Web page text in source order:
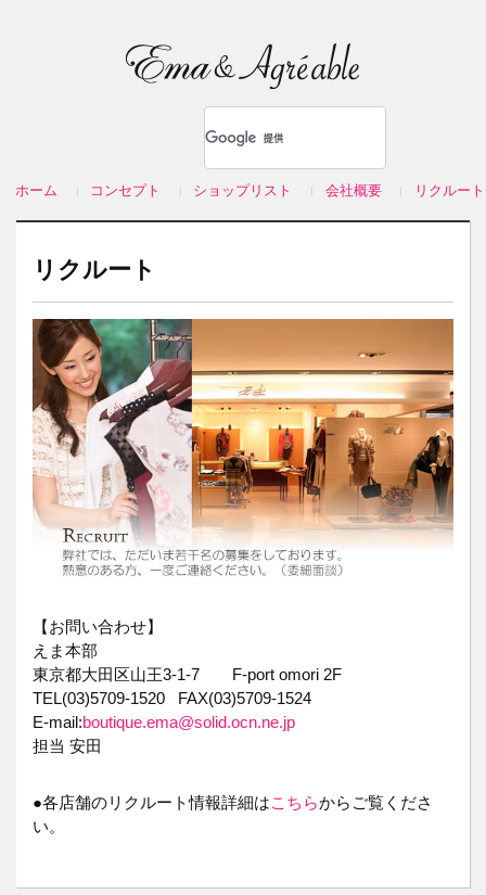
ホーム コンセプト ショップリスト 会社概要 リクルート
リクルート
【お問い合わせ】
えま本部
東京都大田区山王3-1-7 F-port omori 2F
TEL(03)5709-1520 FAX(03)5709-1524
E-mail:boutique.ema@solid.ocn.ne.jp
担当 安田
●各店舗のリクルート情報詳細はこちらからご覧くださ
い。